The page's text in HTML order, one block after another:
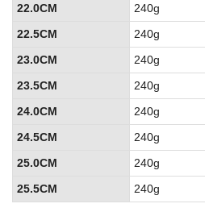
22.0CM
240g
22.5CM
240g
23.0CM
240g
23.5CM
240g
24.0CM
240g
24.5CM
240g
25.0CM
240g
25.5CM
240g